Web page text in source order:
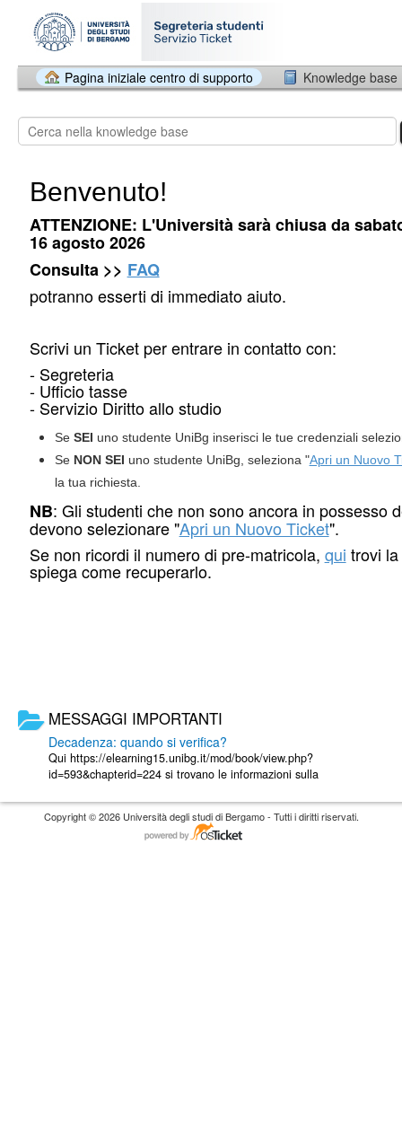
Pagina iniziale centro di supporto Knowledge base
Benvenuto!
ATTENZIONE: L'Università sarà chiusa da
16 agosto 2026
Consulta >> FAQ
potranno esserti di immediato aiuto.
Scrivi un Ticket per entrare in contatto con:
- Segreteria
- Ufficio tasse
- Servizio Diritto allo studio
Se SEI uno studente UniBg inserisci le tue credenziali
Se NON SEI uno studente UniBg, seleziona "Apri un Nuovo
la tua richiesta.
NB: Gli studenti che non sono ancora in possesso
devono selezionare "Apri un Nuovo Ticket".
Se non ricordi il numero di pre-matricola, qui trovi
spiega come recuperarlo.
MESSAGGI IMPORTANTI
Decadenza: quando si verifica?
Qui https://elearning15.unibg.it/mod/book/view.php?
id=593&chapterid=224 si trovano le informazioni sulla
Copyright © 2026 Università degli studi di Bergamo - Tutti i diritti riservati.